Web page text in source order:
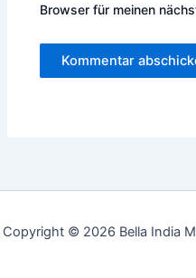
Browser für meinen
Copyright © 2026 Bella India